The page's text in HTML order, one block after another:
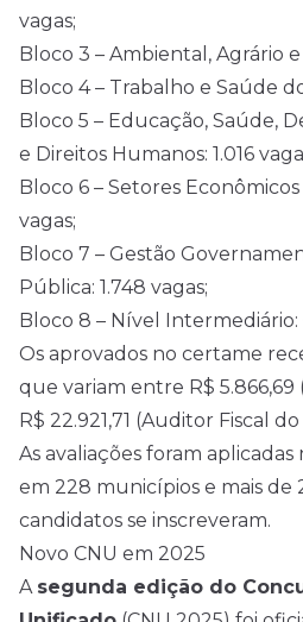
vagas;
Bloco 3 – Ambiental, Agrário
Bloco 4 – Trabalho e Saúde
Bloco 5 – Educação, Saúde,
e Direitos Humanos: 1.016
Bloco 6 – Setores
vagas;
Bloco 7 – Gestão
Pública: 1.748 vagas;
Bloco 8 – Nível Intermediário:
Os aprovados no certame
que variam entre R$ 5.866,69
R$ 22.921,71 (Auditor Fiscal
As avaliações foram aplicadas
em 228 municípios e mais de
candidatos se inscreveram.
Novo CNU em 2025
A segunda edição do